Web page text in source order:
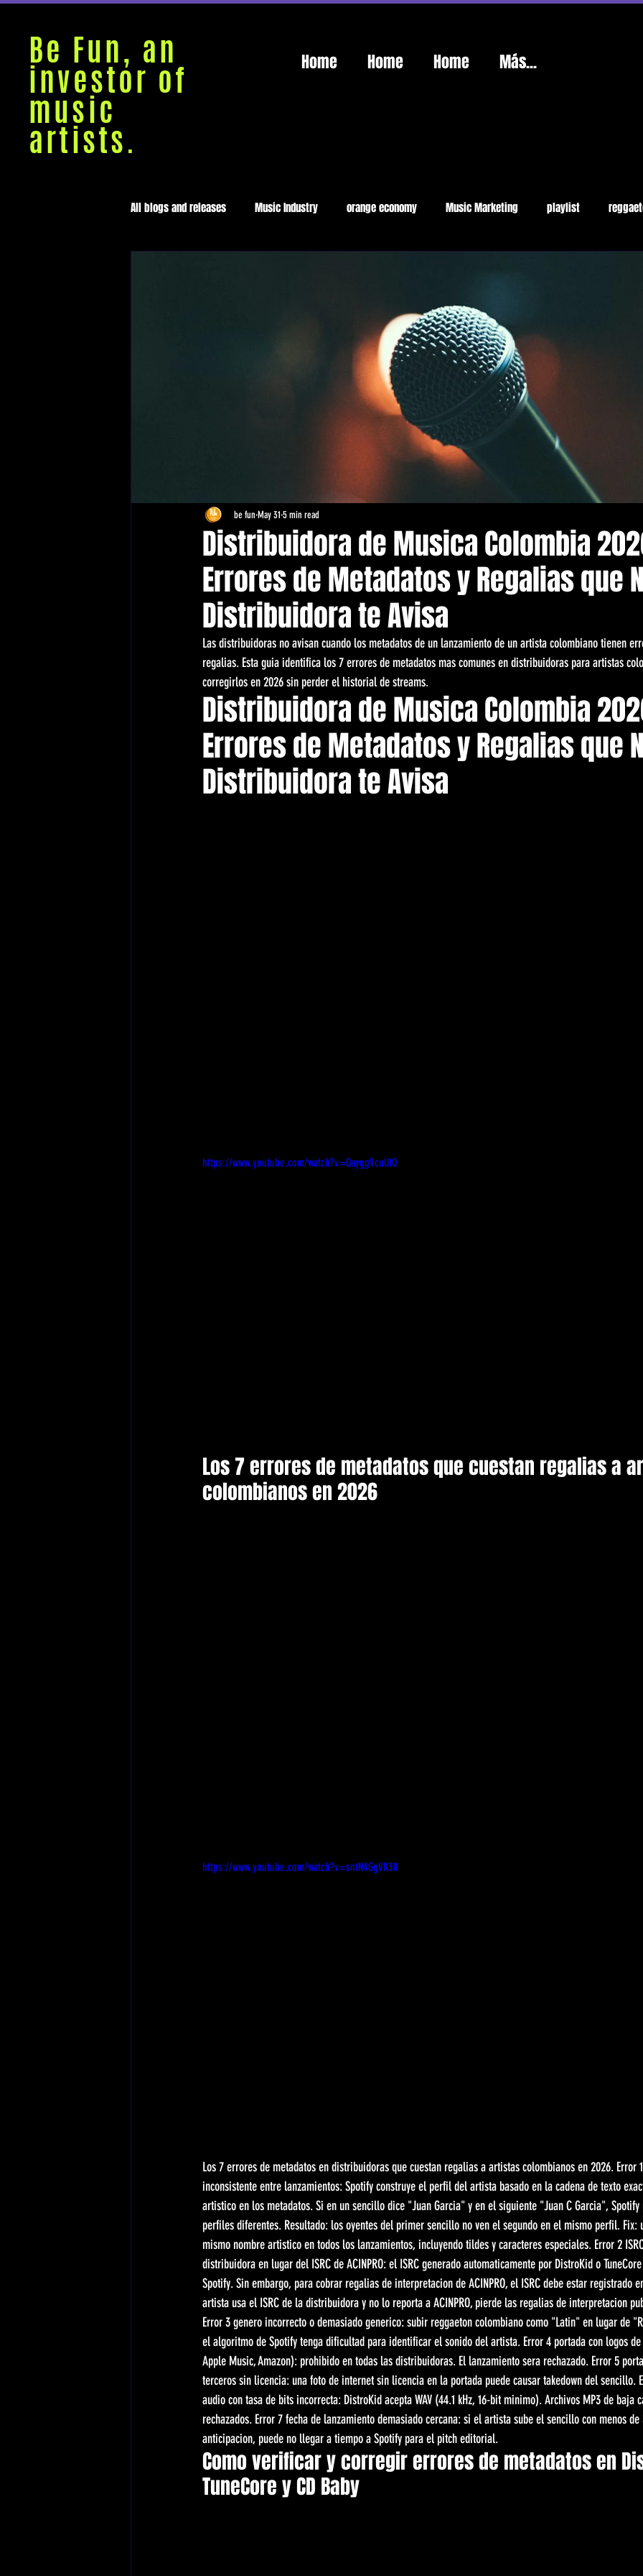
Be Fun, an
investor of
music
artists.
Home Home Home Más...
All blogs and releases Music Industry orange economy Music Marketing playlist
Distribuidora de Musica Colombia
Errores de Metadatos y Regalias que
Distribuidora te Avisa
be fun May 31 5 min read
Las distribuidoras no avisan cuando los metadatos de un lanzamiento de un artista colombiano tienen
regalias. Esta guia identifica los 7 errores de metadatos mas comunes en distribuidoras para artistas
corregirlos en 2026 sin perder el historial de streams.
Distribuidora de Musica Colombia
Errores de Metadatos y Regalias que
Distribuidora te Avisa
https://www.youtube.com/watch?v=QayggVcuUtQ
Los 7 errores de metadatos que cuestan regalias a
colombianos en 2026
https://www.youtube.com/watch?v=sntN4GgVK38
Los 7 errores de metadatos en distribuidoras que cuestan regalias a artistas colombianos en 2026. Error
inconsistente entre lanzamientos: Spotify construye el perfil del artista basado en la cadena de texto
artistico en los metadatos. Si en un sencillo dice "Juan Garcia" y en el siguiente "Juan C Garcia", Spotify
perfiles diferentes. Resultado: los oyentes del primer sencillo no ven el segundo en el mismo perfil. Fix:
mismo nombre artistico en todos los lanzamientos, incluyendo tildes y caracteres especiales. Error 2
distribuidora en lugar del ISRC de ACINPRO: el ISRC generado automaticamente por DistroKid o
Spotify. Sin embargo, para cobrar regalias de interpretacion de ACINPRO, el ISRC debe estar registrado
artista usa el ISRC de la distribuidora y no lo reporta a ACINPRO, pierde las regalias de interpretacion
Error 3 genero incorrecto o demasiado generico: subir reggaeton colombiano como "Latin" en lugar de
el algoritmo de Spotify tenga dificultad para identificar el sonido del artista. Error 4 portada con logos
Apple Music, Amazon): prohibido en todas las distribuidoras. El lanzamiento sera rechazado. Error 5
terceros sin licencia: una foto de internet sin licencia en la portada puede causar takedown del sencillo.
audio con tasa de bits incorrecta: DistroKid acepta WAV (44.1 kHz, 16-bit minimo). Archivos MP3 de baja
rechazados. Error 7 fecha de lanzamiento demasiado cercana: si el artista sube el sencillo con menos
anticipacion, puede no llegar a tiempo a Spotify para el pitch editorial.
Como verificar y corregir errores de metadatos en
TuneCore y CD Baby